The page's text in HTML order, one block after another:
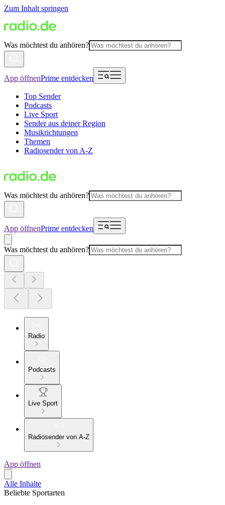
Zum Inhalt springen
Was möchtest du anhören?
App öffnenPrime entdecken
Top Sender
Podcasts
Live Sport
Sender aus deiner Region
Musikrichtungen
Themen
Radiosender von A-Z
Was möchtest du anhören?
App öffnenPrime entdecken
Was möchtest du anhören?
Radio
Podcasts
Live Sport
Radiosender von A-Z
App öffnen
Alle Inhalte
Beliebte Sportarten